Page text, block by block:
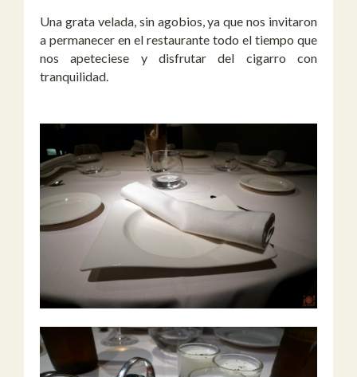
Una grata velada, sin agobios, ya que nos invitaron
a permanecer en el restaurante todo el tiempo que
nos apeteciese y disfrutar del cigarro con
tranquilidad.